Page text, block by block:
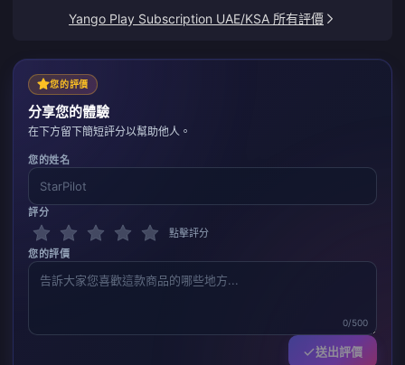
Yango Play Subscription UAE/KSA 所有評價
您的評價
分享您的體驗
在下方留下簡短評分以幫助他人。
您的姓名
評分
點擊評分
您的評價
0/500
送出評價